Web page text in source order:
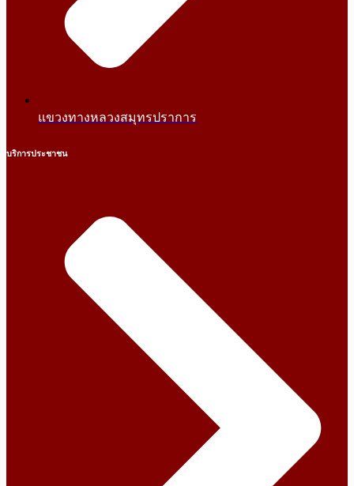
แขวงทางหลวงสมุทรปราการ
บริการประชาชน